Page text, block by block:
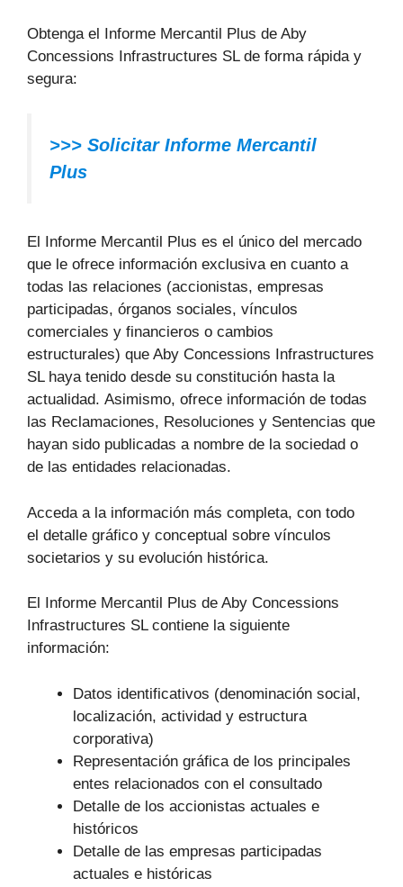
Obtenga el Informe Mercantil Plus de Aby
Concessions Infrastructures SL de forma rápida y
segura:
>>> Solicitar Informe Mercantil
Plus
El Informe Mercantil Plus es el único del mercado
que le ofrece información exclusiva en cuanto a
todas las relaciones (accionistas, empresas
participadas, órganos sociales, vínculos
comerciales y financieros o cambios
estructurales) que Aby Concessions Infrastructures
SL haya tenido desde su constitución hasta la
actualidad. Asimismo, ofrece información de todas
las Reclamaciones, Resoluciones y Sentencias que
hayan sido publicadas a nombre de la sociedad o
de las entidades relacionadas.
Acceda a la información más completa, con todo
el detalle gráfico y conceptual sobre vínculos
societarios y su evolución histórica.
El Informe Mercantil Plus de Aby Concessions
Infrastructures SL contiene la siguiente
información:
Datos identificativos (denominación social,
localización, actividad y estructura
corporativa)
Representación gráfica de los principales
entes relacionados con el consultado
Detalle de los accionistas actuales e
históricos
Detalle de las empresas participadas
actuales e históricas